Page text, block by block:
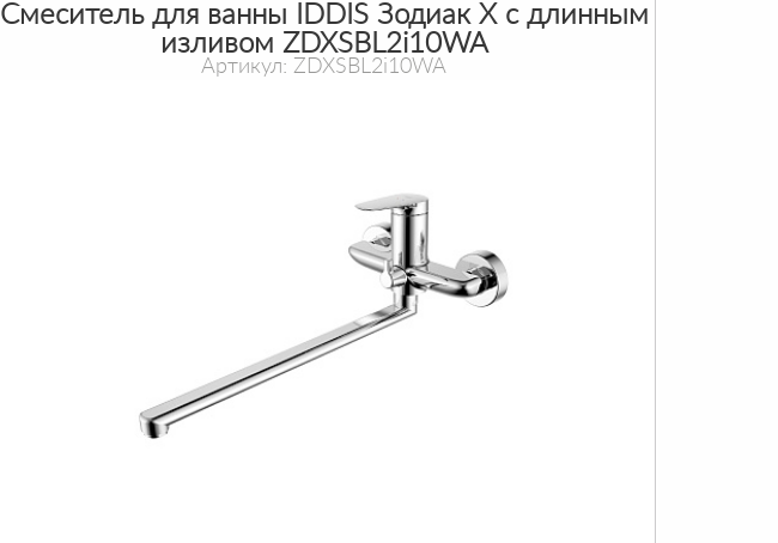
Смеситель для ванны IDDIS Зодиак X с длинным
изливом ZDXSBL2i10WA
Артикул: ZDXSBL2i10WA